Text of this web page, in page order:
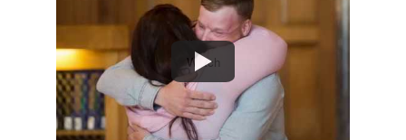
Watch